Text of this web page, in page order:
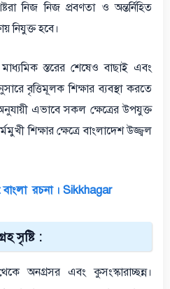
নিজ নিজ প্রবণতা ও অন্তর্নিহিত
নিযুক্ত হবে।
স্তরের শেষেও বাছাই এবং
বৃত্তিমূলক শিক্ষার ব্যবস্থা করতে
এভাবে সকল ক্ষেত্রের উপযুক্ত
শিক্ষার ক্ষেত্রে বাংলাদেশ উজ্জ্বল
বাংলা রচনা । Sikkhagar
সৃষ্টি :
অনগ্রসর এবং কুসংস্কারাচ্ছন্ন।